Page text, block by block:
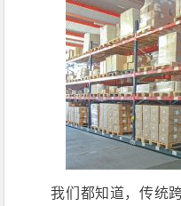
我们都知道，传统